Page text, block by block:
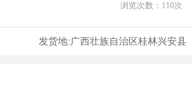
浏览次数： 110次
发货地:广西壮族自治区桂林兴安县